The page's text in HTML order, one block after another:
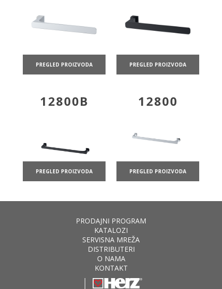
PREGLED PROIZVODA PREGLED PROIZVODA
12800B
PREGLED PROIZVODA
12800
PREGLED PROIZVODA
PRODAJNI PROGRAM
KATALOZI
SERVISNA MREŽA
DISTRIBUTERI
O NAMA
KONTAKT